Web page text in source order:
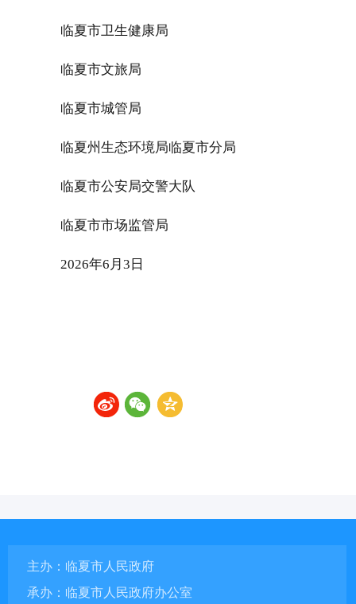
临夏市卫生健康局
临夏市文旅局
临夏市城管局
临夏州生态环境局临夏市分局
临夏市公安局交警大队
临夏市市场监管局
2026年6月3日
主办：临夏市人民政府
承办：临夏市人民政府办公室